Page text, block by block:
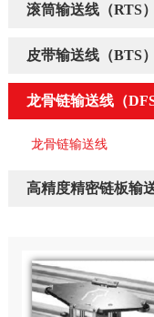
滚筒输送线（RTS）
皮带输送线（BTS）
龙骨链输送线（DFS
龙骨链输送线
高精度精密链板输